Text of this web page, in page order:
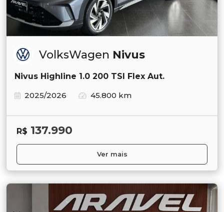
VolksWagen Nivus
Nivus Highline 1.0 200 TSI Flex Aut.
2025/2026
45.800 km
R$ 137.990
Ver mais